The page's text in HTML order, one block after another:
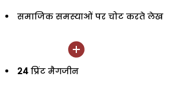
समाजिक समस्याओं पर चोट करते लेख
24 प्रिंट मैगजीन